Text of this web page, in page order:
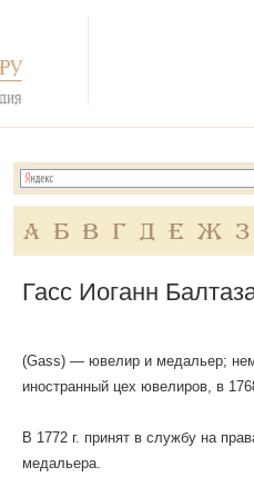
А Б В Г Д Е Ж З
Гасс Иоганн
(Gass) — ювелир и медальер;
иностранный цех ювелиров, в
В 1772 г. принят в службу на
медальера.